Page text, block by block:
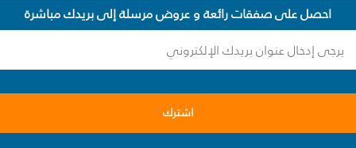
احصل على صفقات رائعة و عروض مرسلة إلى بريدك مباشرة
اشترك